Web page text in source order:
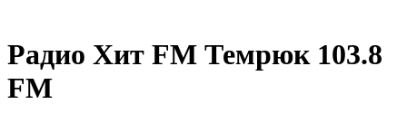
Радио Хит FM Темрюк 103.8
FM